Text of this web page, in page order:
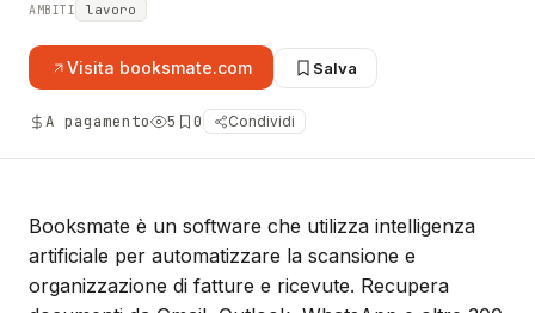
AMBITI lavoro
Visita booksmate.com Salva
A pagamento 5 0 Condividi
Booksmate è un software che utilizza intelligenza
artificiale per automatizzare la scansione e
organizzazione di fatture e ricevute. Recupera